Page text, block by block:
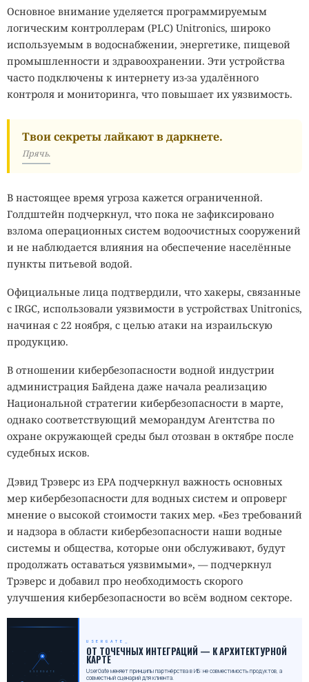
Основное внимание уделяется программируемым
логическим контроллерам (PLC) Unitronics, широко
используемым в водоснабжении, энергетике, пищевой
промышленности и здравоохранении. Эти устройства
часто подключены к интернету из-за удалённого
контроля и мониторинга, что повышает их уязвимость.
Твои секреты лайкают в даркнете.
Прячь.
В настоящее время угроза кажется ограниченной.
Голдштейн подчеркнул, что пока не зафиксировано
взлома операционных систем водоочистных сооружений
и не наблюдается влияния на обеспечение населённые
пункты питьевой водой.
Официальные лица подтвердили, что хакеры, связанные
с IRGC, использовали уязвимости в устройствах Unitronics,
начиная с 22 ноября, с целью атаки на израильскую
продукцию.
В отношении кибербезопасности водной индустрии
администрация Байдена даже начала реализацию
Национальной стратегии кибербезопасности в марте,
однако соответствующий меморандум Агентства по
охране окружающей среды был отозван в октябре после
судебных исков.
Дэвид Трэверс из EPA подчеркнул важность основных
мер кибербезопасности для водных систем и опроверг
мнение о высокой стоимости таких мер. «Без требований
и надзора в области кибербезопасности наши водные
системы и общества, которые они обслуживают, будут
продолжать оставаться уязвимыми», — подчеркнул
Трэверс и добавил про необходимость скорого
улучшения кибербезопасности во всём водном секторе.
USERGATE
USERGATE
ОТ ТОЧЕЧНЫХ ИНТЕГРАЦИЙ — К АРХИТЕКТУРНОЙ
КАРТЕ
UserGate меняет принципы партнёрства в ИБ: не совместимость продуктов, а
совместный сценарий для клиента.